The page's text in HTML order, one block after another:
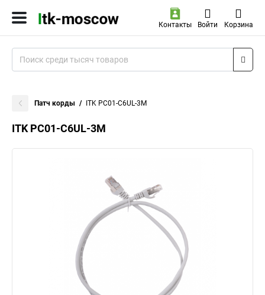
Контакты Войти Корзина
Патч корды ITK PC01-C6UL-3M
ITK PC01-C6UL-3M